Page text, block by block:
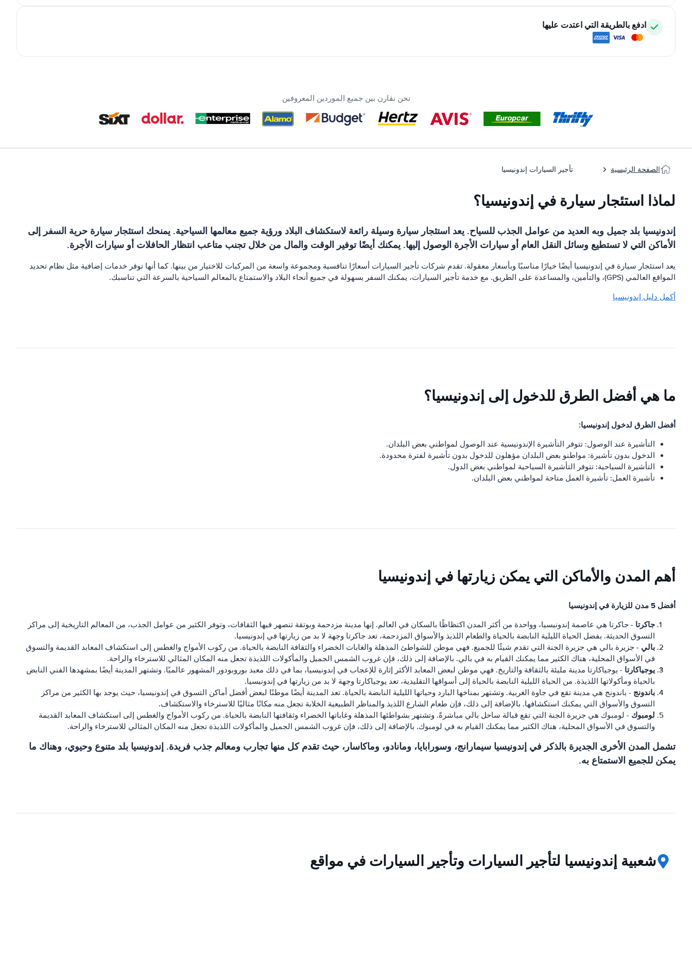
ادفع بالطريقة التي اعتدت عليها
نحن نقارن بين جميع الموردين المعروفين
الصفحة الرئيسية تأجير السيارات إندونيسيا
لماذا استئجار سيارة في إندونيسيا؟
إندونيسيا بلد جميل وبه العديد من عوامل الجذب للسياح. يعد استئجار سيارة وسيلة رائعة لاستكشاف البلاد ورؤية جميع معالمها السياحية. يمنحك استئجار سيارة حرية السفر إلى
الأماكن التي لا تستطيع وسائل النقل العام أو سيارات الأجرة الوصول إليها. يمكنك أيضًا توفير الوقت والمال من خلال تجنب متاعب انتظار الحافلات أو سيارات الأجرة.
يعد استئجار سيارة في إندونيسيا أيضًا خيارًا مناسبًا وبأسعار معقولة. تقدم شركات تأجير السيارات أسعارًا تنافسية ومجموعة واسعة من المركبات للاختيار من بينها. كما أنها توفر خدمات إضافية مثل نظام تحديد
المواقع العالمي (GPS)، والتأمين، والمساعدة على الطريق. مع خدمة تأجير السيارات، يمكنك السفر بسهولة في جميع أنحاء البلاد والاستمتاع بالمعالم السياحية بالسرعة التي تناسبك.
أكمل دليل إندونيسيا
ما هي أفضل الطرق للدخول إلى إندونيسيا؟
أفضل الطرق لدخول إندونيسيا:
التأشيرة عند الوصول: تتوفر التأشيرة الإندونيسية عند الوصول لمواطني بعض البلدان.
الدخول بدون تأشيرة: مواطنو بعض البلدان مؤهلون للدخول بدون تأشيرة لفترة محدودة.
التأشيرة السياحية: تتوفر التأشيرة السياحية لمواطني بعض الدول.
تأشيرة العمل: تأشيرة العمل متاحة لمواطني بعض البلدان.
أهم المدن والأماكن التي يمكن زيارتها في إندونيسيا
أفضل 5 مدن للزيارة في إندونيسيا
جاكرتا - جاكرتا هي عاصمة إندونيسيا، وواحدة من أكثر المدن اكتظاظًا بالسكان في العالم. إنها مدينة مزدحمة وبوتقة تنصهر فيها الثقافات، وتوفر الكثير من عوامل الجذب، من المعالم التاريخية إلى مراكز
التسوق الحديثة. بفضل الحياة الليلية النابضة بالحياة والطعام اللذيذ والأسواق المزدحمة، تعد جاكرتا وجهة لا بد من زيارتها في إندونيسيا.
بالي - جزيرة بالي هي جزيرة الجنة التي تقدم شيئًا للجميع. فهي موطن للشواطئ المذهلة والغابات الخضراء والثقافة النابضة بالحياة. من ركوب الأمواج والغطس إلى استكشاف المعابد القديمة والتسوق
في الأسواق المحلية، هناك الكثير مما يمكنك القيام به في بالي. بالإضافة إلى ذلك، فإن غروب الشمس الجميل والمأكولات اللذيذة تجعل منه المكان المثالي للاسترخاء والراحة.
يوجياكارتا - يوجياكارتا مدينة مليئة بالثقافة والتاريخ. فهي موطن لبعض المعابد الأكثر إثارة للإعجاب في إندونيسيا، بما في ذلك معبد بوروبودور المشهور عالميًا. وتشتهر المدينة أيضًا بمشهدها الفني النابض
بالحياة ومأكولاتها اللذيذة. من الحياة الليلية النابضة بالحياة إلى أسواقها التقليدية، تعد يوجياكارتا وجهة لا بد من زيارتها في إندونيسيا.
باندونج - باندونج هي مدينة تقع في جاوة الغربية. وتشتهر بمناخها البارد وحياتها الليلية النابضة بالحياة. تعد المدينة أيضًا موطنًا لبعض أفضل أماكن التسوق في إندونيسيا، حيث يوجد بها الكثير من مراكز
التسوق والأسواق التي يمكنك استكشافها. بالإضافة إلى ذلك، فإن طعام الشارع اللذيذ والمناظر الطبيعية الخلابة تجعل منه مكانًا مثاليًا للاسترخاء والاستكشاف.
لومبوك - لومبوك هي جزيرة الجنة التي تقع قبالة ساحل بالي مباشرةً. وتشتهر بشواطئها المذهلة وغاباتها الخضراء وثقافتها النابضة بالحياة. من ركوب الأمواج والغطس إلى استكشاف المعابد القديمة
والتسوق في الأسواق المحلية، هناك الكثير مما يمكنك القيام به في لومبوك. بالإضافة إلى ذلك، فإن غروب الشمس الجميل والمأكولات اللذيذة تجعل منه المكان المثالي للاسترخاء والراحة.
تشمل المدن الأخرى الجديرة بالذكر في إندونيسيا سيمارانج، وسورابايا، ومانادو، وماكاسار، حيث تقدم كل منها تجارب ومعالم جذب فريدة. إندونيسيا بلد متنوع وحيوي، وهناك ما
يمكن للجميع الاستمتاع به.
شعبية إندونيسيا لتأجير السيارات وتأجير السيارات في مواقع